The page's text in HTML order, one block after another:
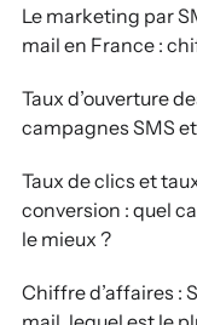
Le marketing par
mail en France :
Taux d’ouverture
campagnes SMS
Taux de clics et
conversion : quel
le mieux ?
Chiffre d’affaires :